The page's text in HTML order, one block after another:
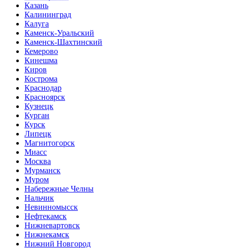
Казань
Калининград
Калуга
Каменск-Уральский
Каменск-Шахтинский
Кемерово
Кинешма
Киров
Кострома
Краснодар
Красноярск
Кузнецк
Курган
Курск
Липецк
Магнитогорск
Миасс
Москва
Мурманск
Муром
Набережные Челны
Нальчик
Невинномысск
Нефтекамск
Нижневартовск
Нижнекамск
Нижний Новгород